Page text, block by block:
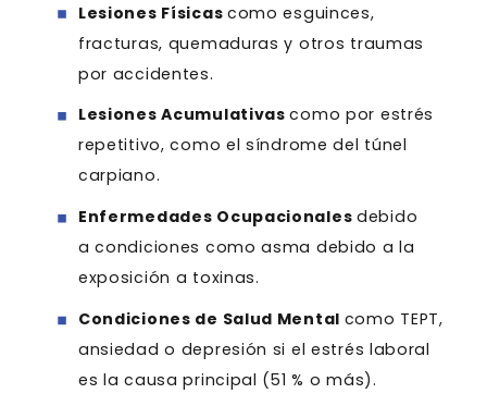
Lesiones Físicas como esguinces,
fracturas, quemaduras y otros traumas
por accidentes.
Lesiones Acumulativascomo por estrés
repetitivo, como el síndrome del túnel
carpiano.
Enfermedades Ocupacionalesdebido
a condiciones como asma debido a la
exposición a toxinas.
Condiciones de Salud Mental como TEPT,
ansiedad o depresión si el estrés laboral
es la causa principal (51 % o más).